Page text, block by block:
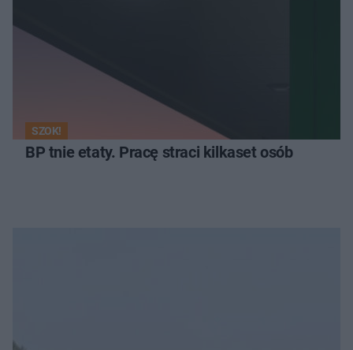
SZOK!
BP tnie etaty. Pracę straci kilkaset osób